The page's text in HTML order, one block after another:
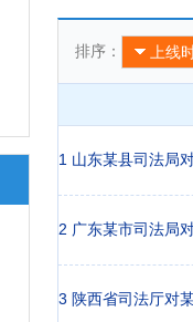
排序： 上线